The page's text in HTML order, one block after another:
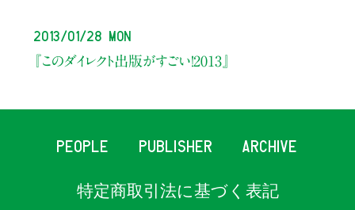
2013/01/28 Mon
『このダイレクト出版がすごい！2013』
PEOPLE PUBLISHER ARCHIVE
特定商取引法に基づく表記